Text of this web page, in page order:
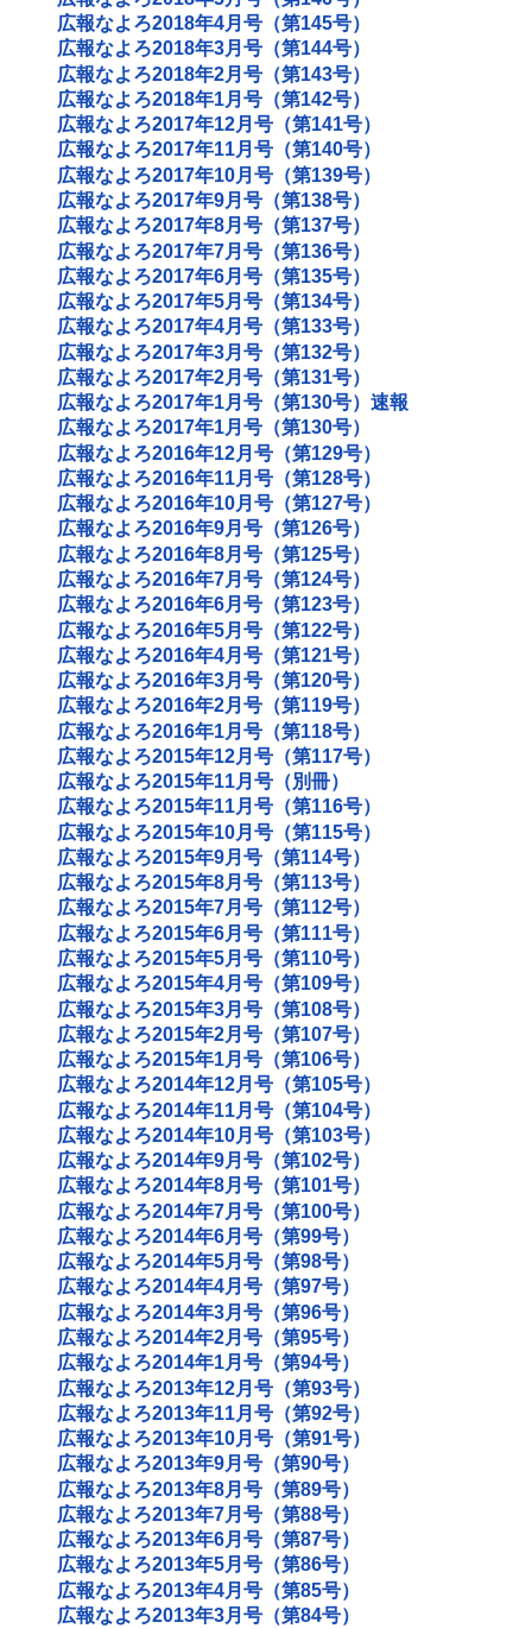
広報なよろ2018年4月号（第145号）
広報なよろ2018年3月号（第144号）
広報なよろ2018年2月号（第143号）
広報なよろ2018年1月号（第142号）
広報なよろ2017年12月号（第141号）
広報なよろ2017年11月号（第140号）
広報なよろ2017年10月号（第139号）
広報なよろ2017年9月号（第138号）
広報なよろ2017年8月号（第137号）
広報なよろ2017年7月号（第136号）
広報なよろ2017年6月号（第135号）
広報なよろ2017年5月号（第134号）
広報なよろ2017年4月号（第133号）
広報なよろ2017年3月号（第132号）
広報なよろ2017年2月号（第131号）
広報なよろ2017年1月号（第130号）速報
広報なよろ2017年1月号（第130号）
広報なよろ2016年12月号（第129号）
広報なよろ2016年11月号（第128号）
広報なよろ2016年10月号（第127号）
広報なよろ2016年9月号（第126号）
広報なよろ2016年8月号（第125号）
広報なよろ2016年7月号（第124号）
広報なよろ2016年6月号（第123号）
広報なよろ2016年5月号（第122号）
広報なよろ2016年4月号（第121号）
広報なよろ2016年3月号（第120号）
広報なよろ2016年2月号（第119号）
広報なよろ2016年1月号（第118号）
広報なよろ2015年12月号（第117号）
広報なよろ2015年11月号（別冊）
広報なよろ2015年11月号（第116号）
広報なよろ2015年10月号（第115号）
広報なよろ2015年9月号（第114号）
広報なよろ2015年8月号（第113号）
広報なよろ2015年7月号（第112号）
広報なよろ2015年6月号（第111号）
広報なよろ2015年5月号（第110号）
広報なよろ2015年4月号（第109号）
広報なよろ2015年3月号（第108号）
広報なよろ2015年2月号（第107号）
広報なよろ2015年1月号（第106号）
広報なよろ2014年12月号（第105号）
広報なよろ2014年11月号（第104号）
広報なよろ2014年10月号（第103号）
広報なよろ2014年9月号（第102号）
広報なよろ2014年8月号（第101号）
広報なよろ2014年7月号（第100号）
広報なよろ2014年6月号（第99号）
広報なよろ2014年5月号（第98号）
広報なよろ2014年4月号（第97号）
広報なよろ2014年3月号（第96号）
広報なよろ2014年2月号（第95号）
広報なよろ2014年1月号（第94号）
広報なよろ2013年12月号（第93号）
広報なよろ2013年11月号（第92号）
広報なよろ2013年10月号（第91号）
広報なよろ2013年9月号（第90号）
広報なよろ2013年8月号（第89号）
広報なよろ2013年7月号（第88号）
広報なよろ2013年6月号（第87号）
広報なよろ2013年5月号（第86号）
広報なよろ2013年4月号（第85号）
広報なよろ2013年3月号（第84号）